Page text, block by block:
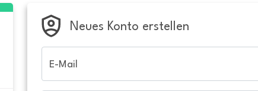
Neues Konto erstellen
E-Mail